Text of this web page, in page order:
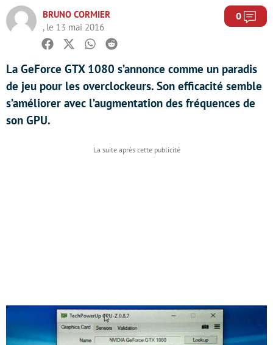
BRUNO CORMIER
, le 13 mai 2016
0
Facebook
TwitterWhatsapp
Reddit
La GeForce GTX 1080 s’annonce comme un paradis
de jeu pour les overclockeurs. Son efficacité semble
s’améliorer avec l’augmentation des fréquences de
son GPU.